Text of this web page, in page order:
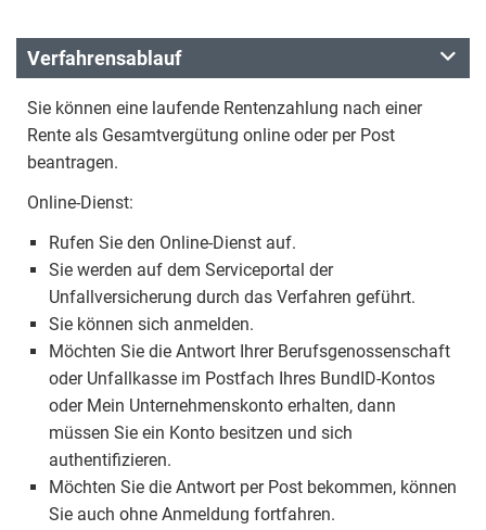
Verfahrensablauf
Sie können eine laufende Rentenzahlung nach einer
Rente als Gesamtvergütung online oder per Post
beantragen.
Online-Dienst:
Rufen Sie den Online-Dienst auf.
Sie werden auf dem Serviceportal der
Unfallversicherung durch das Verfahren geführt.
Sie können sich anmelden.
Möchten Sie die Antwort Ihrer Berufsgenossenschaft
oder Unfallkasse im Postfach Ihres BundID-Kontos
oder Mein Unternehmenskonto erhalten, dann
müssen Sie ein Konto besitzen und sich
authentifizieren.
Möchten Sie die Antwort per Post bekommen, können
Sie auch ohne Anmeldung fortfahren.